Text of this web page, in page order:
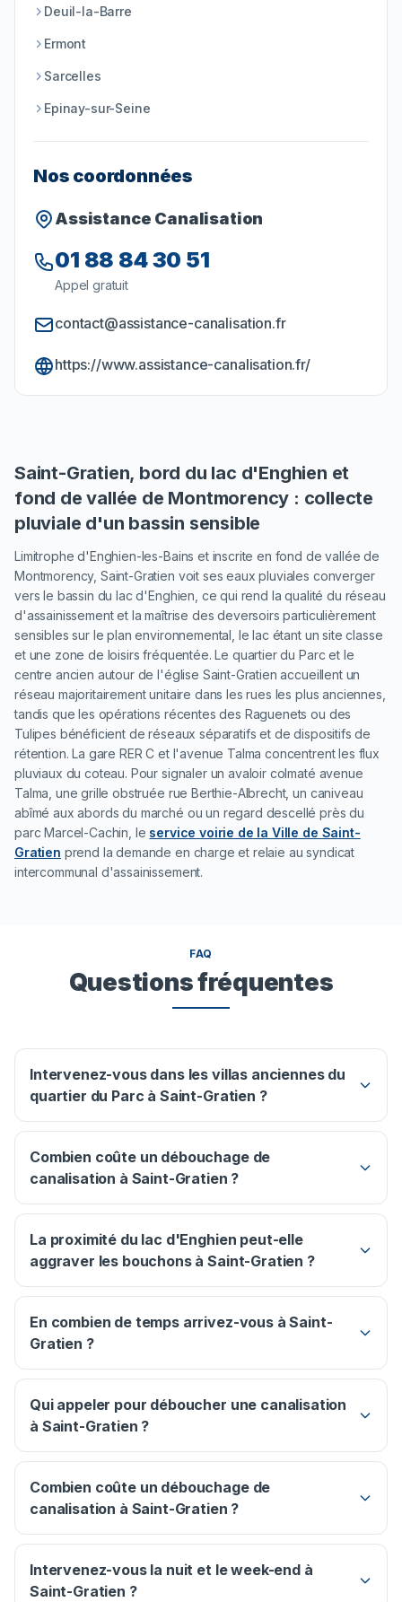
Deuil-la-Barre
Ermont
Sarcelles
Epinay-sur-Seine
Nos coordonnées
Assistance Canalisation
01 88 84 30 51
Appel gratuit
contact@assistance-canalisation.fr
https://www.assistance-canalisation.fr/
Saint-Gratien, bord du lac d'Enghien et
fond de vallée de Montmorency : collecte
pluviale d'un bassin sensible
Limitrophe d'Enghien-les-Bains et inscrite en fond de vallée de
Montmorency, Saint-Gratien voit ses eaux pluviales converger
vers le bassin du lac d'Enghien, ce qui rend la qualité du réseau
d'assainissement et la maîtrise des deversoirs particulièrement
sensibles sur le plan environnemental, le lac étant un site classe
et une zone de loisirs fréquentée. Le quartier du Parc et le
centre ancien autour de l'église Saint-Gratien accueillent un
réseau majoritairement unitaire dans les rues les plus anciennes,
tandis que les opérations récentes des Raguenets ou des
Tulipes bénéficient de réseaux séparatifs et de dispositifs de
rétention. La gare RER C et l'avenue Talma concentrent les flux
pluviaux du coteau. Pour signaler un avaloir colmaté avenue
Talma, une grille obstruée rue Berthie-Albrecht, un caniveau
abîmé aux abords du marché ou un regard descellé près du
parc Marcel-Cachin, le service voirie de la Ville de Saint-
Gratien prend la demande en charge et relaie au syndicat
intercommunal d'assainissement.
FAQ
Questions fréquentes
Intervenez-vous dans les villas anciennes du
quartier du Parc à Saint-Gratien ?
Combien coûte un débouchage de
canalisation à Saint-Gratien ?
La proximité du lac d'Enghien peut-elle
aggraver les bouchons à Saint-Gratien ?
En combien de temps arrivez-vous à Saint-
Gratien ?
Qui appeler pour déboucher une canalisation
à Saint-Gratien ?
Combien coûte un débouchage de
canalisation à Saint-Gratien ?
Intervenez-vous la nuit et le week-end à
Saint-Gratien ?